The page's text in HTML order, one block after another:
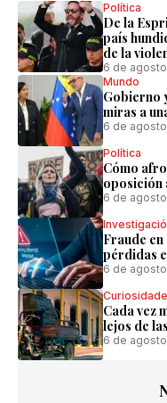
Política
De la
país
de la
6 de
Mundo
Gobierno
miras a
6 de
Política
Cómo
oposición
6 de
Fraude
pérdidas
6 de
Cada vez
lejos de
6 de